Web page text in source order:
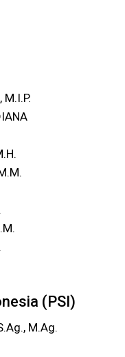
M.I.P.
(PSI)
M.Ag.